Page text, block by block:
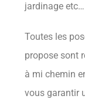
jardinage etc…
Toutes les
propose sont
à mi chemin
vous garantir